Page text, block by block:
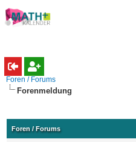
Foren / Forums
Forenmeldung
Foren / Forums